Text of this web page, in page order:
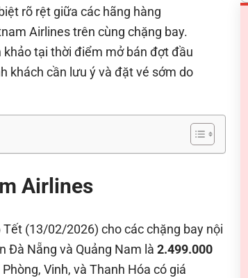
rõ rệt giữa các hãng hàng
Airlines trên cùng chặng bay.
tại thời điểm mở bán đợt đầu
khách cần lưu ý và đặt vé sớm do
Airlines
Tết (13/02/2026) cho các chặng bay nội
Đà Nẵng và Quảng Nam là 2.499.000
Vinh, và Thanh Hóa có giá